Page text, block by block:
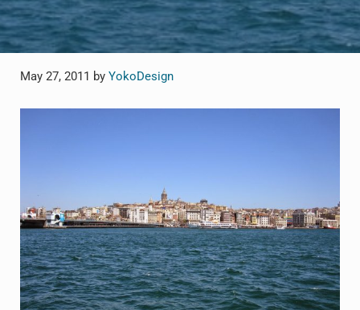
May 27, 2011 by YokoDesign